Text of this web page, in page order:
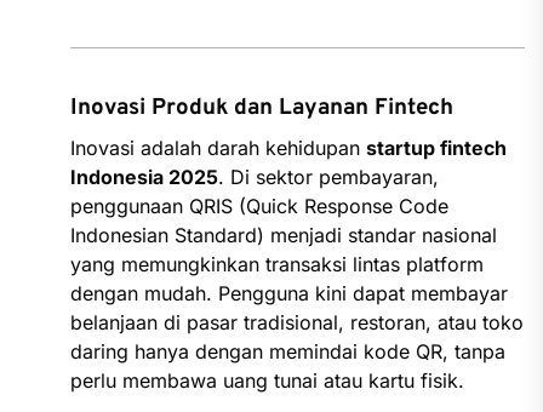
Inovasi Produk dan Layanan Fintech
Inovasi adalah darah kehidupan startup fintech
Indonesia 2025. Di sektor pembayaran,
penggunaan QRIS (Quick Response Code
Indonesian Standard) menjadi standar nasional
yang memungkinkan transaksi lintas platform
dengan mudah. Pengguna kini dapat membayar
belanjaan di pasar tradisional, restoran, atau toko
daring hanya dengan memindai kode QR, tanpa
perlu membawa uang tunai atau kartu fisik.